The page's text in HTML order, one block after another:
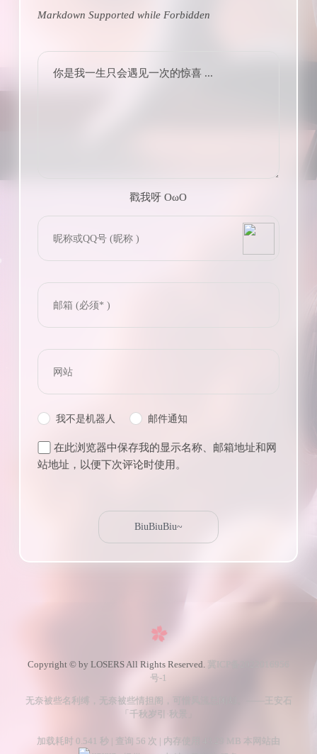
Markdown Supported whileForbidden
你是我一生只会遇见一次的惊喜 ...
戳我呀 OωO
Tieba
我不是机器人 邮件通知
在此浏览器中保存我的显示名称、邮箱地址和网
站地址，以便下次评论时使用。
Copyright © by LOSERS All Rights Reserved. 冀ICP备2022016956
号-1
无奈被些名利缚，无奈被些情担阁，可惜风流总闲却。——王安石
「千秋岁引·秋景」
加载耗时 0.541 秒 | 查询 56 次 | 内存使用 43.29 MB 本网站由